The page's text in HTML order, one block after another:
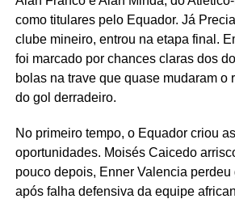
como titulares pelo Equador. Já
clube mineiro, entrou na etapa final.
foi marcado por chances claras dos
bolas na trave que quase mudaram o
do gol derradeiro.
No primeiro tempo, o Equador criou
oportunidades. Moisés Caicedo
pouco depois, Enner Valencia perdeu
após falha defensiva da equipe